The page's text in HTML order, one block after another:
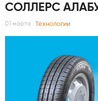
СОЛЛЕРС
01 марта Технологии